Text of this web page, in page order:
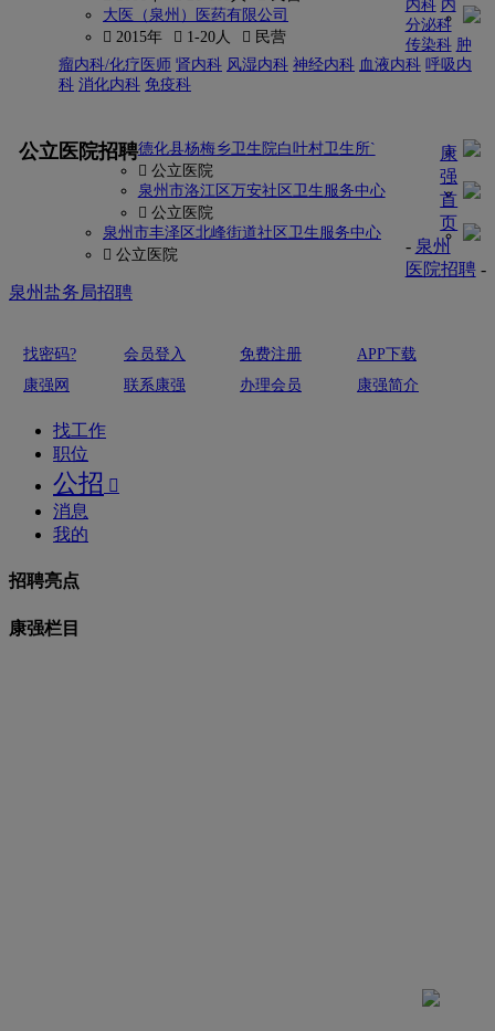
大医（泉州）医药有限公司
 2015年
 1-20人  民营
内科 内
分泌科
传染科 肿
瘤内科/化疗医师 肾内科 风湿内科 神经内科 血液内科 呼吸内
科 消化内科 免疫科
公立医院招聘德化县杨梅乡卫生院白叶村卫生所`
 公立医院
泉州市洛江区万安社区卫生服务中心
 公立医院
泉州市丰泽区北峰街道社区卫生服务中心
 公立医院
康
强
首
页
- 泉州
医院招聘-
泉州盐务局招聘
找密码? 会员登入 免费注册
APP下载
康强网
联系康强 办理会员 康强简介
找工作
职位
公招 
消息
我的
招聘亮点
康强栏目